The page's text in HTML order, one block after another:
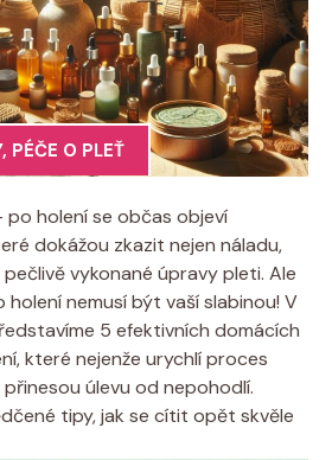
, PÉČE O PLEŤ
po holení se občas objeví
dokážou zkazit nejen náladu,
vykonané úpravy pleti. Ale
nemusí být vaší slabinou! V
5 efektivních domácích
které nejenže urychlí proces
úlevu od nepohodlí.
tipy, jak se cítit opět skvěle